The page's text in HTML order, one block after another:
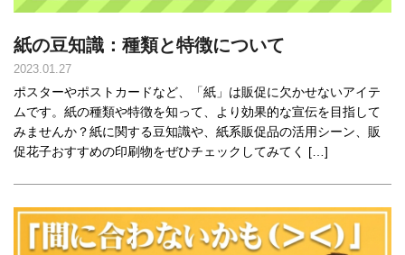
紙の豆知識：種類と特徴について
2023.01.27
ポスターやポストカードなど、「紙」は販促に欠かせないアイテ
ムです。紙の種類や特徴を知って、より効果的な宣伝を目指して
みませんか？紙に関する豆知識や、紙系販促品の活用シーン、販
促花子おすすめの印刷物をぜひチェックしてみてく […]